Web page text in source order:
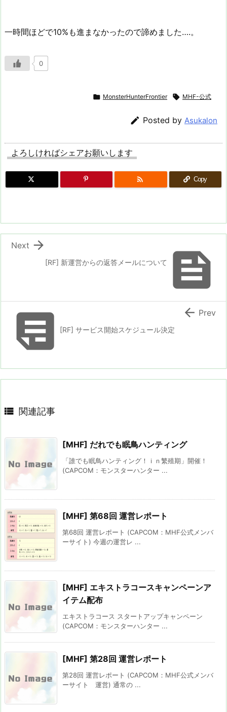
一時間ほどで10%も進まなかったので諦めました….。
0
 MonsterHunterFrontier  MHF-公式
 Posted by Asukalon
よろしければシェアお願いします
 Copy

[RF] 新運営からの返答メールについて

Next
[RF] サービス開始スケジュール決定
 Prev
 関連記事
[MHF] だれでも眠鳥ハンティング
「誰でも眠鳥ハンティング！ｉｎ繁殖期」開催！
(CAPCOM：モンスターハンター ...
[MHF] 第68回 運営レポート
第68回 運営レポート (CAPCOM：MHF公式メンバ
ーサイト) 今週の運営レ ...
[MHF] エキストラコースキャンペーンア
イテム配布
エキストラコース スタートアップキャンペーン
(CAPCOM：モンスターハンター ...
[MHF] 第28回 運営レポート
第28回 運営レポート (CAPCOM：MHF公式メンバ
ーサイト 運営) 通常の ...